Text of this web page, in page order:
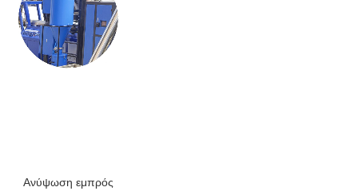
Ανύψωση εμπρός